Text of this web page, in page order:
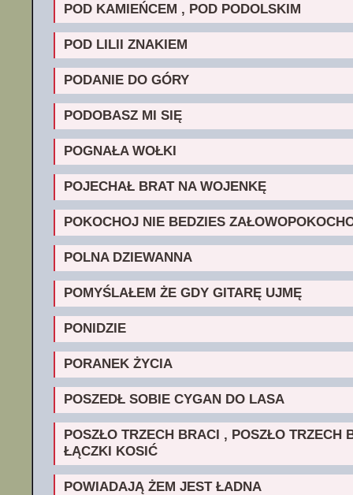
POD KAMIEŃCEM , POD PODOLSKIM
POD LILII ZNAKIEM
PODANIE DO GÓRY
PODOBASZ MI SIĘ
POGNAŁA WOŁKI
POJECHAŁ BRAT NA WOJENKĘ
POKOCHOJ NIE BEDZIES
POLNA DZIEWANNA
POMYŚLAŁEM ŻE GDY GITARĘ UJMĘ
PONIDZIE
PORANEK ŻYCIA
POSZEDŁ SOBIE CYGAN DO LASA
POSZŁO TRZECH BRACI , POSZŁO TRZECH
ŁĄCZKI KOSIĆ
POWIADAJĄ ŻEM JEST ŁADNA